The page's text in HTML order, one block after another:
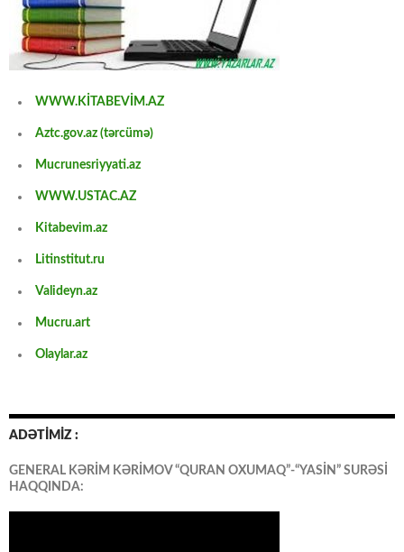
WWW.KİTABEVİM.AZ
Aztc.gov.az (tərcümə)
Mucrunesriyyati.az
WWW.USTAC.AZ
Kitabevim.az
Litinstitut.ru
Valideyn.az
Mucru.art
Olaylar.az
ADƏTİMİZ :
GENERAL KƏRİM KƏRİMOV “QURAN OXUMAQ”-“YASİN” SURƏSİ
HAQQINDA: